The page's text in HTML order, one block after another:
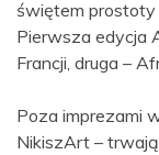
świętem prostoty
Pierwsza edycja
Francji, druga –
Poza imprezami
NikiszArt –